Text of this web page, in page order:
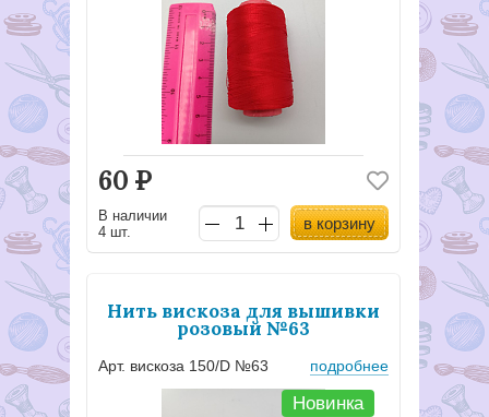
60 Р
В наличии
4 шт.
в корзину
Нить вискоза для вышивки
розовый №63
Арт. вискоза 150/D №63 подробнее
Новинка